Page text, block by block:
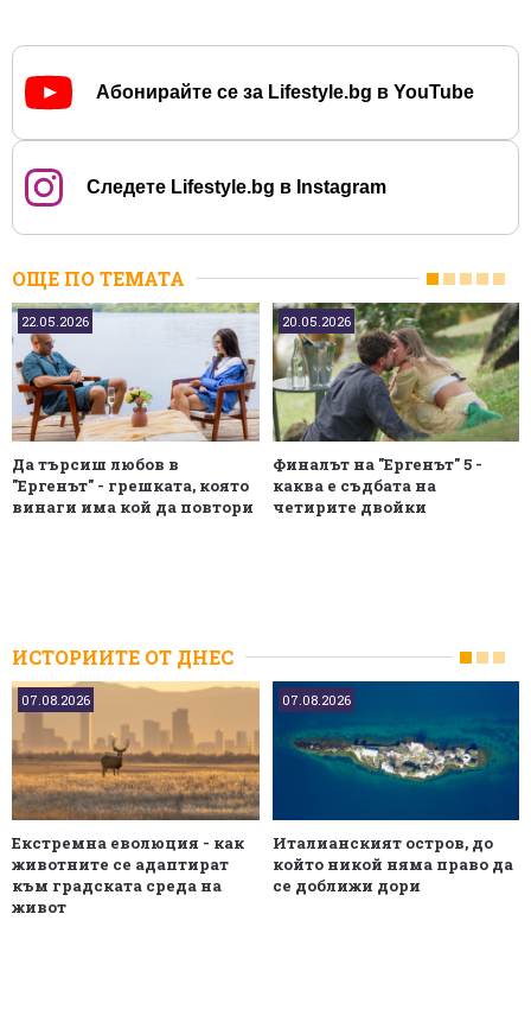
Абонирайте се за Lifestyle.bg в YouTube
Следете Lifestyle.bg в Instagram
ОЩЕ ПО ТЕМАТА
22.05.2026
Да търсиш любов в
"Ергенът" - грешката, която
винаги има кой да повтори
20.05.2026
Финалът на "Ергенът" 5 -
каква е съдбата на
четирите двойки
ИСТОРИИТЕ ОТ ДНЕС
07.08.2026
Екстремна еволюция - как
животните се адаптират
към градската среда на
живот
07.08.2026
Италианският остров, до
който никой няма право да
се доближи дори